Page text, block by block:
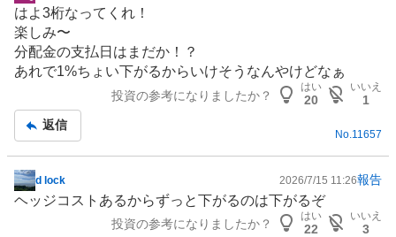
示
板
記
事
はよ3桁なってくれ！
楽しみ〜
分配金の支払日はまだか！？
あれで1%ちょい下がるからいけそうなんやけどなぁ
投資の参考になりましたか？
はい
20
いいえ
1
返信
No. 11657
掲
示
d lock 2026/7/15 11:26報告
ヘッジコストあるからずっと下がるのは下がるぞ
投資の参考になりましたか？
はい
22
いいえ
3